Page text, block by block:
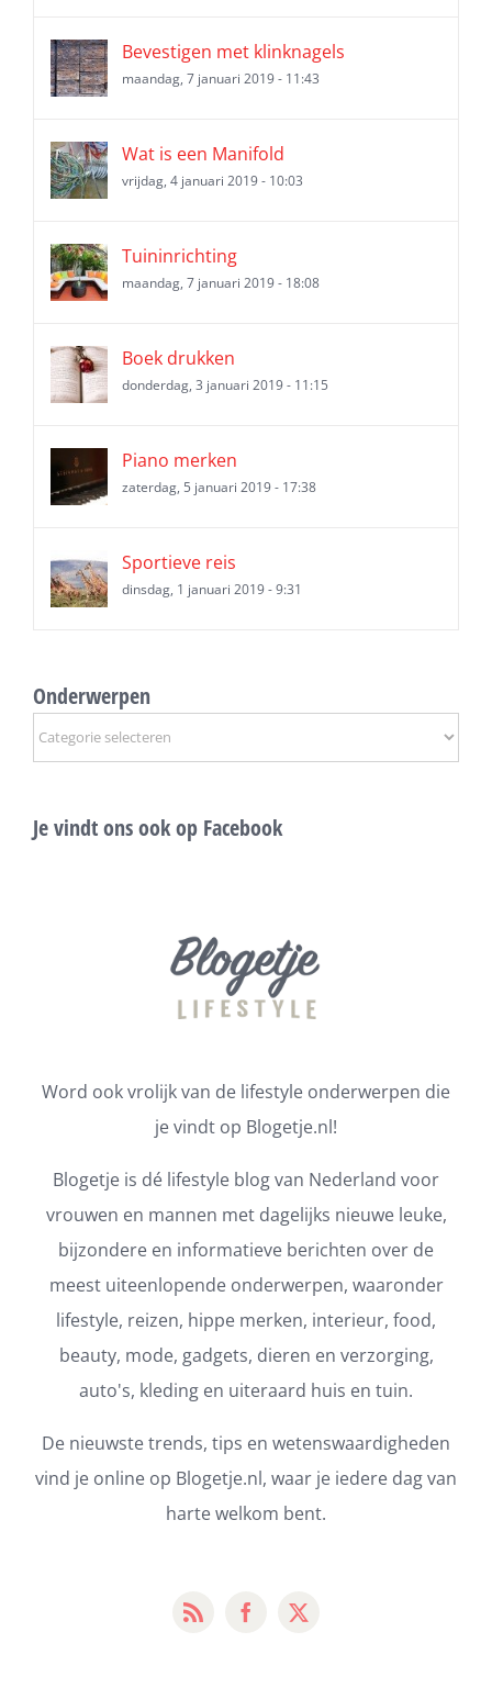
Bevestigen met klinknagels
maandag, 7 januari 2019 - 11:43
Wat is een Manifold
vrijdag, 4 januari 2019 - 10:03
Tuininrichting
maandag, 7 januari 2019 - 18:08
Boek drukken
donderdag, 3 januari 2019 - 11:15
Piano merken
zaterdag, 5 januari 2019 - 17:38
Sportieve reis
dinsdag, 1 januari 2019 - 9:31
Onderwerpen
Onderwerpen
Je vindt ons ook op Facebook
Word ook vrolijk van de lifestyle onderwerpen die
je vindt op Blogetje.nl!
Blogetje is dé lifestyle blog van Nederland voor
vrouwen en mannen met dagelijks nieuwe leuke,
bijzondere en informatieve berichten over de
meest uiteenlopende onderwerpen, waaronder
lifestyle, reizen, hippe merken, interieur, food,
beauty, mode, gadgets, dieren en verzorging,
auto's, kleding en uiteraard huis en tuin.
De nieuwste trends, tips en wetenswaardigheden
vind je online op Blogetje.nl, waar je iedere dag van
harte welkom bent.